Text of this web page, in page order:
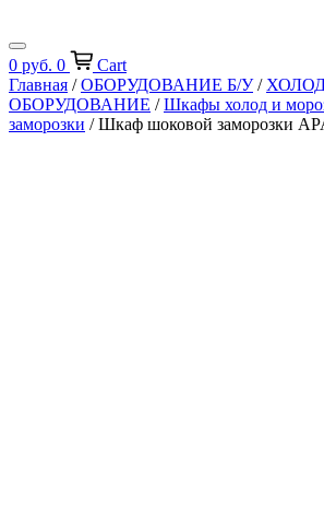
0 руб. 0
Cart
Главная /ОБОРУДОВАНИЕ Б/У/
ОБОРУДОВАНИЕ /Шкафы холод и
заморозки / Шкаф шоковой заморозки